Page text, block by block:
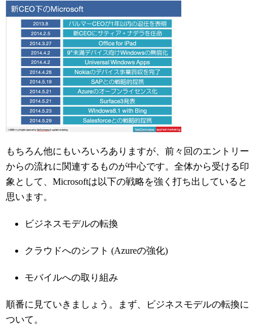
もちろん他にもいろいろありますが、前々回のエントリー
からの流れに関連するものが中心です。全体から受ける印
象として、Microsoftは以下の戦略を強く打ち出していると
思います。
ビジネスモデルの転換
クラウドへのシフト (Azureの強化)
モバイルへの取り組み
順番に見ていきましょう。まず、ビジネスモデルの転換に
ついて。